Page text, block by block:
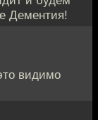
Дементия!
видимо